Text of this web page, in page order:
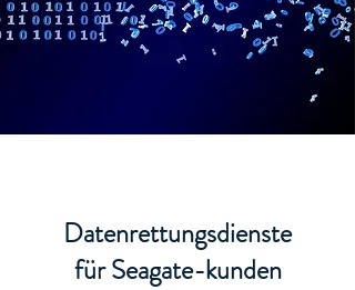
Datenrettungsdienste
für Seagate-kunden